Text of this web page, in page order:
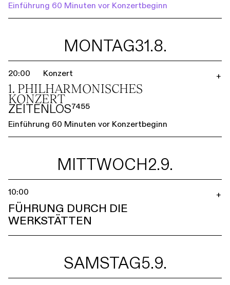
Einführung 60 Minuten vor Konzertbeginn
MONTAG31.8.
20:00 Konzert
1. PHILHARMO­NISCHES
KONZERT
ZEITENLOS⁷⁴⁵⁵
Einführung 60 Minuten vor Konzertbeginn
+
MITTWOCH2.9.
10:00
FÜHRUNG DURCH DIE
WERKSTÄTTEN
+
SAMSTAG5.9.